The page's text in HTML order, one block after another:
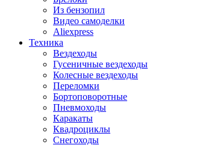
Из бензопил
Видео самоделки
Aliexpress
Техника
Вездеходы
Гусеничные вездеходы
Колесные вездеходы
Переломки
Бортоповоротные
Пневмоходы
Каракаты
Квадроциклы
Снегоходы